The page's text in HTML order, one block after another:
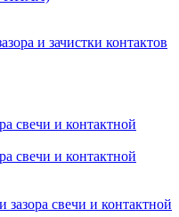
и зачистки контактов